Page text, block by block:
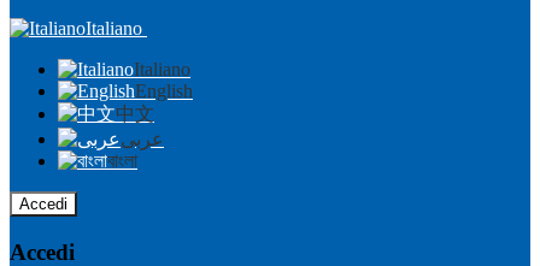
Italiano
Italiano
English
中文
عربى
বাংলা
Accedi
Accedi